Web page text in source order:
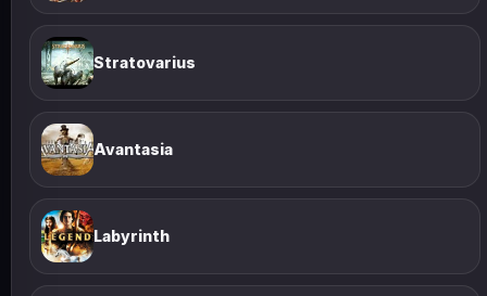
Stratovarius
Avantasia
Labyrinth